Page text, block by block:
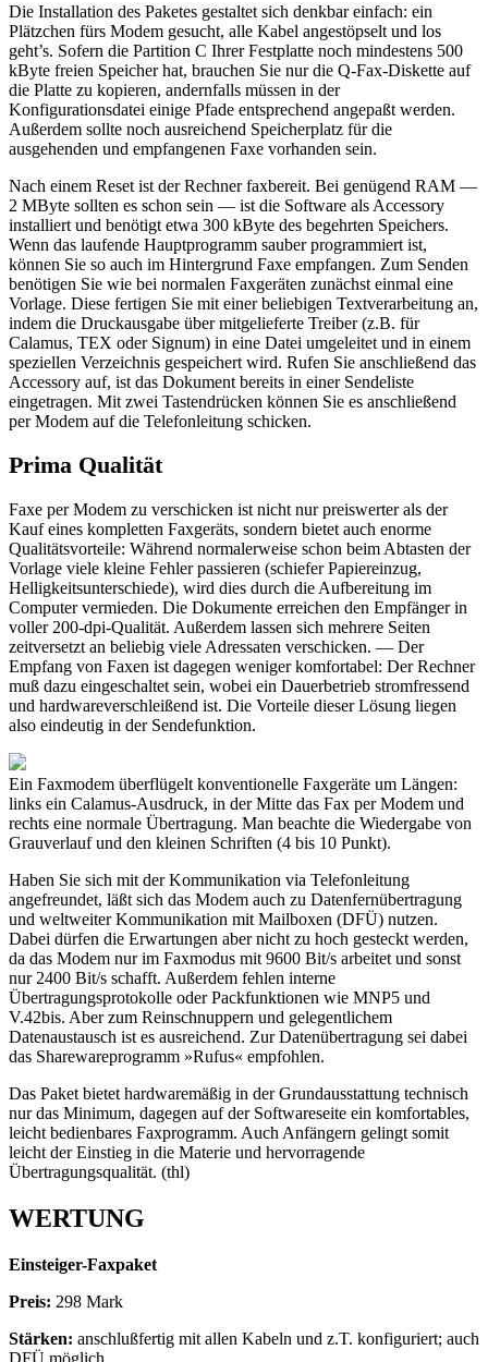
Die Installation des Paketes gestaltet sich denkbar einfach: ein
Plätzchen fürs Modem gesucht, alle Kabel angestöpselt und los
geht’s. Sofern die Partition C Ihrer Festplatte noch mindestens 500
kByte freien Speicher hat, brauchen Sie nur die Q-Fax-Diskette auf
die Platte zu kopieren, andernfalls müssen in der
Konfigurationsdatei einige Pfade entsprechend angepaßt werden.
Außerdem sollte noch ausreichend Speicherplatz für die
ausgehenden und empfangenen Faxe vorhanden sein.
Nach einem Reset ist der Rechner faxbereit. Bei genügend RAM —
2 MByte sollten es schon sein — ist die Software als Accessory
installiert und benötigt etwa 300 kByte des begehrten Speichers.
Wenn das laufende Hauptprogramm sauber programmiert ist,
können Sie so auch im Hintergrund Faxe empfangen. Zum Senden
benötigen Sie wie bei normalen Faxgeräten zunächst einmal eine
Vorlage. Diese fertigen Sie mit einer beliebigen Textverarbeitung an,
indem die Druckausgabe über mitgelieferte Treiber (z.B. für
Calamus, TEX oder Signum) in eine Datei umgeleitet und in einem
speziellen Verzeichnis gespeichert wird. Rufen Sie anschließend das
Accessory auf, ist das Dokument bereits in einer Sendeliste
eingetragen. Mit zwei Tastendrücken können Sie es anschließend
per Modem auf die Telefonleitung schicken.
Prima Qualität
Faxe per Modem zu verschicken ist nicht nur preiswerter als der
Kauf eines kompletten Faxgeräts, sondern bietet auch enorme
Qualitätsvorteile: Während normalerweise schon beim Abtasten der
Vorlage viele kleine Fehler passieren (schiefer Papiereinzug,
Helligkeitsunterschiede), wird dies durch die Aufbereitung im
Computer vermieden. Die Dokumente erreichen den Empfänger in
voller 200-dpi-Qualität. Außerdem lassen sich mehrere Seiten
zeitversetzt an beliebig viele Adressaten verschicken. — Der
Empfang von Faxen ist dagegen weniger komfortabel: Der Rechner
muß dazu eingeschaltet sein, wobei ein Dauerbetrieb stromfressend
und hardwareverschleißend ist. Die Vorteile dieser Lösung liegen
also eindeutig in der Sendefunktion.
Ein Faxmodem überflügelt konventionelle Faxgeräte um Längen:
links ein Calamus-Ausdruck, in der Mitte das Fax per Modem und
rechts eine normale Übertragung. Man beachte die Wiedergabe von
Grauverlauf und den kleinen Schriften (4 bis 10 Punkt).
Haben Sie sich mit der Kommunikation via Telefonleitung
angefreundet, läßt sich das Modem auch zu Datenfernübertragung
und weltweiter Kommunikation mit Mailboxen (DFÜ) nutzen.
Dabei dürfen die Erwartungen aber nicht zu hoch gesteckt werden,
da das Modem nur im Faxmodus mit 9600 Bit/s arbeitet und sonst
nur 2400 Bit/s schafft. Außerdem fehlen interne
Übertragungsprotokolle oder Packfunktionen wie MNP5 und
V.42bis. Aber zum Reinschnuppern und gelegentlichem
Datenaustausch ist es ausreichend. Zur Datenübertragung sei dabei
das Sharewareprogramm »Rufus« empfohlen.
Das Paket bietet hardwaremäßig in der Grundausstattung technisch
nur das Minimum, dagegen auf der Softwareseite ein komfortables,
leicht bedienbares Faxprogramm. Auch Anfängern gelingt somit
leicht der Einstieg in die Materie und hervorragende
Übertragungsqualität. (thl)
WERTUNG
Einsteiger-Faxpaket
Preis: 298 Mark
Stärken: anschlußfertig mit allen Kabeln und z.T. konfiguriert; auch
DFÜ möglich